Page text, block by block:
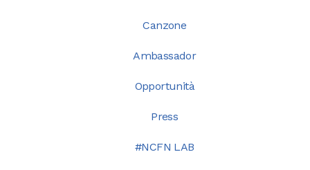
Canzone
Ambassador
Opportunità
Press
#NCFN LAB